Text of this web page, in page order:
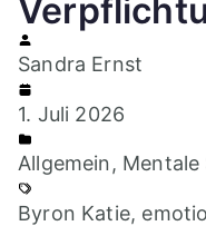
Sandra Ernst
1. Juli 2026
Allgemein, Mentale
Byron Katie,